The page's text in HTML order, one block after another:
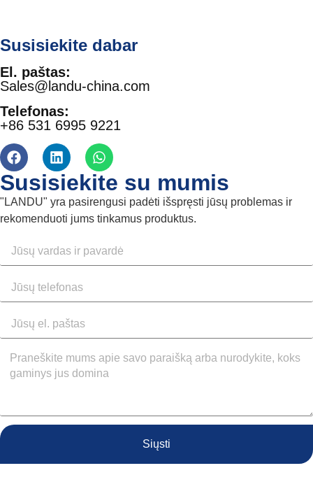
Susisiekite dabar
El. paštas:
Sales@landu-china.com
Telefonas:
+86 531 6995 9221
Susisiekite su mumis
"LANDU" yra pasirengusi padėti išspręsti jūsų problemas ir
rekomenduoti jums tinkamus produktus.
Siųsti